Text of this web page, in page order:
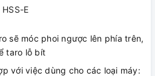
HSS-E
sẽ móc phoi ngược lên phía trên,
taro lỗ bít
với việc dùng cho các loại máy: